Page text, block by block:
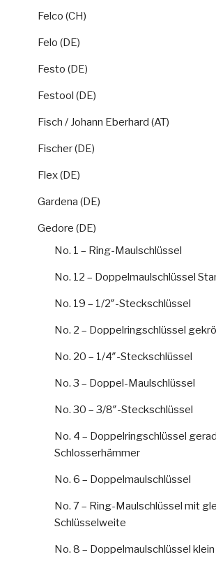
Felco (CH)
Felo (DE)
Festo (DE)
Festool (DE)
Fisch / Johann Eberhard (AT)
Fischer (DE)
Flex (DE)
Gardena (DE)
Gedore (DE)
No. 1 – Ring-Maulschlüssel
No. 12 – Doppelmaulschlüssel
No. 19 – 1/2″-Steckschlüssel
No. 2 – Doppelringschlüssel
No. 20 – 1/4″-Steckschlüssel
No. 3 – Doppel-Maulschlüssel
No. 30 – 3/8″-Steckschlüssel
No. 4 – Doppelringschlüssel
Schlosserhämmer
No. 6 – Doppelmaulschlüssel
No. 7 – Ring-Maulschlüssel mit
Schlüsselweite
No. 8 – Doppelmaulschlüssel klein